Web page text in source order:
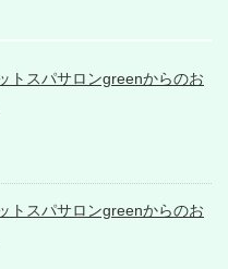
トスパサロンgreenからのお
トスパサロンgreenからのお